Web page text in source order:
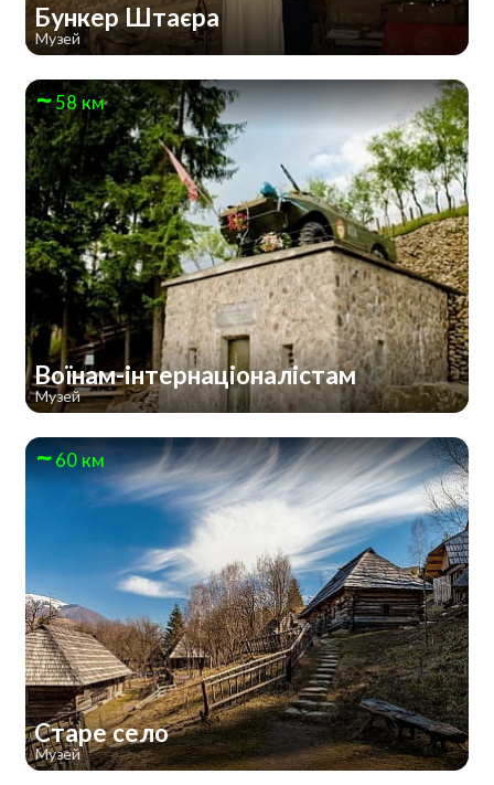
Бункер Штаєра
Музей
58 км
Воїнам-інтернаціоналістам
Музей
60 км
Старе село
Музей